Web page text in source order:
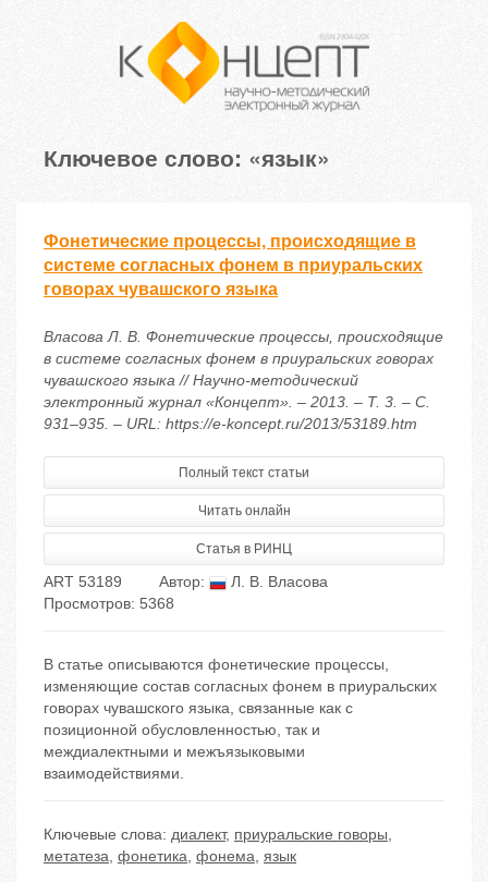
Ключевое слово: «язык»
Фонетические процессы, происходящие в
системе согласных фонем в приуральских
говорах чувашского языка
Власова Л. В. Фонетические процессы, происходящие
в системе согласных фонем в приуральских говорах
чувашского языка // Научно-методический
электронный журнал «Концепт». – 2013. – Т. 3. – С.
931–935. – URL: https://e-koncept.ru/2013/53189.htm
Полный текст статьи
Читать онлайн
Статья в РИНЦ
ART 53189 Автор:
Л. В. Власова
Просмотров: 5368
В статье описываются фонетические процессы,
изменяющие состав согласных фонем в приуральских
говорах чувашского языка, связанные как с
позиционной обусловленностью, так и
междиалектными и межъязыковыми
взаимодействиями.
Ключевые слова: диалект, приуральские говоры,
метатеза, фонетика, фонема, язык